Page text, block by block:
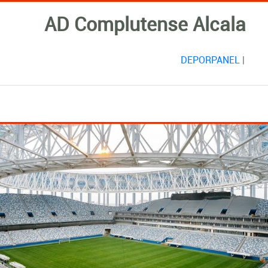
AD Complutense Alcala
DEPORPANEL|